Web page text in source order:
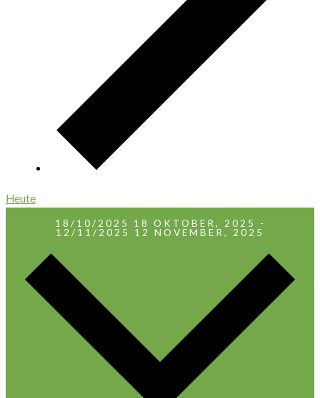
Heute
18/10/2025 18 OKTOBER, 2025 -
12/11/2025 12 NOVEMBER, 2025